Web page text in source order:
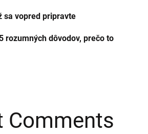
sa vopred pripravte
rozumných dôvodov, prečo to
Comments